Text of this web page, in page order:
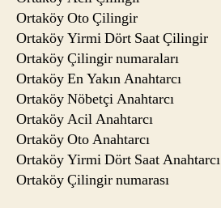
Ortaköy Oto Çilingir
Ortaköy Yirmi Dört Saat Çilingir
Ortaköy Çilingir numaraları
Ortaköy En Yakın Anahtarcı
Ortaköy Nöbetçi Anahtarcı
Ortaköy Acil Anahtarcı
Ortaköy Oto Anahtarcı
Ortaköy Yirmi Dört Saat Anahtarcı
Ortaköy Çilingir numarası